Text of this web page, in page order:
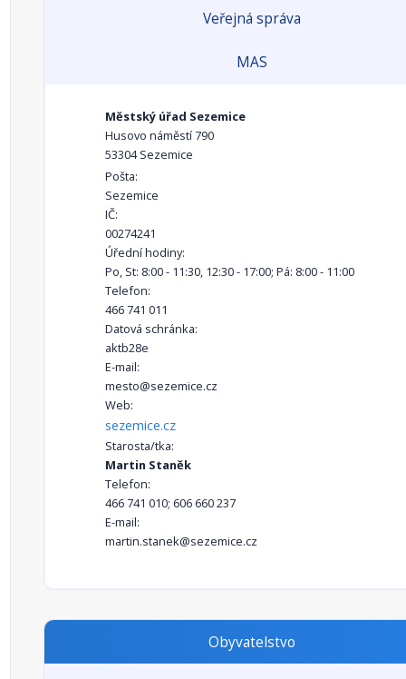
Veřejná správa
MAS
Městský úřad Sezemice
Husovo náměstí 790
53304 Sezemice
Pošta:
Sezemice
IČ:
00274241
Úřední hodiny:
Po, St: 8:00 - 11:30, 12:30 - 17:00; Pá: 8:00 - 11:00
Telefon:
466 741 011
Datová schránka:
aktb28e
E-mail:
mesto@sezemice.cz
Web:
sezemice.cz
Starosta/tka:
Martin Staněk
Telefon:
466 741 010; 606 660 237
E-mail:
martin.stanek@sezemice.cz
Obyvatelstvo